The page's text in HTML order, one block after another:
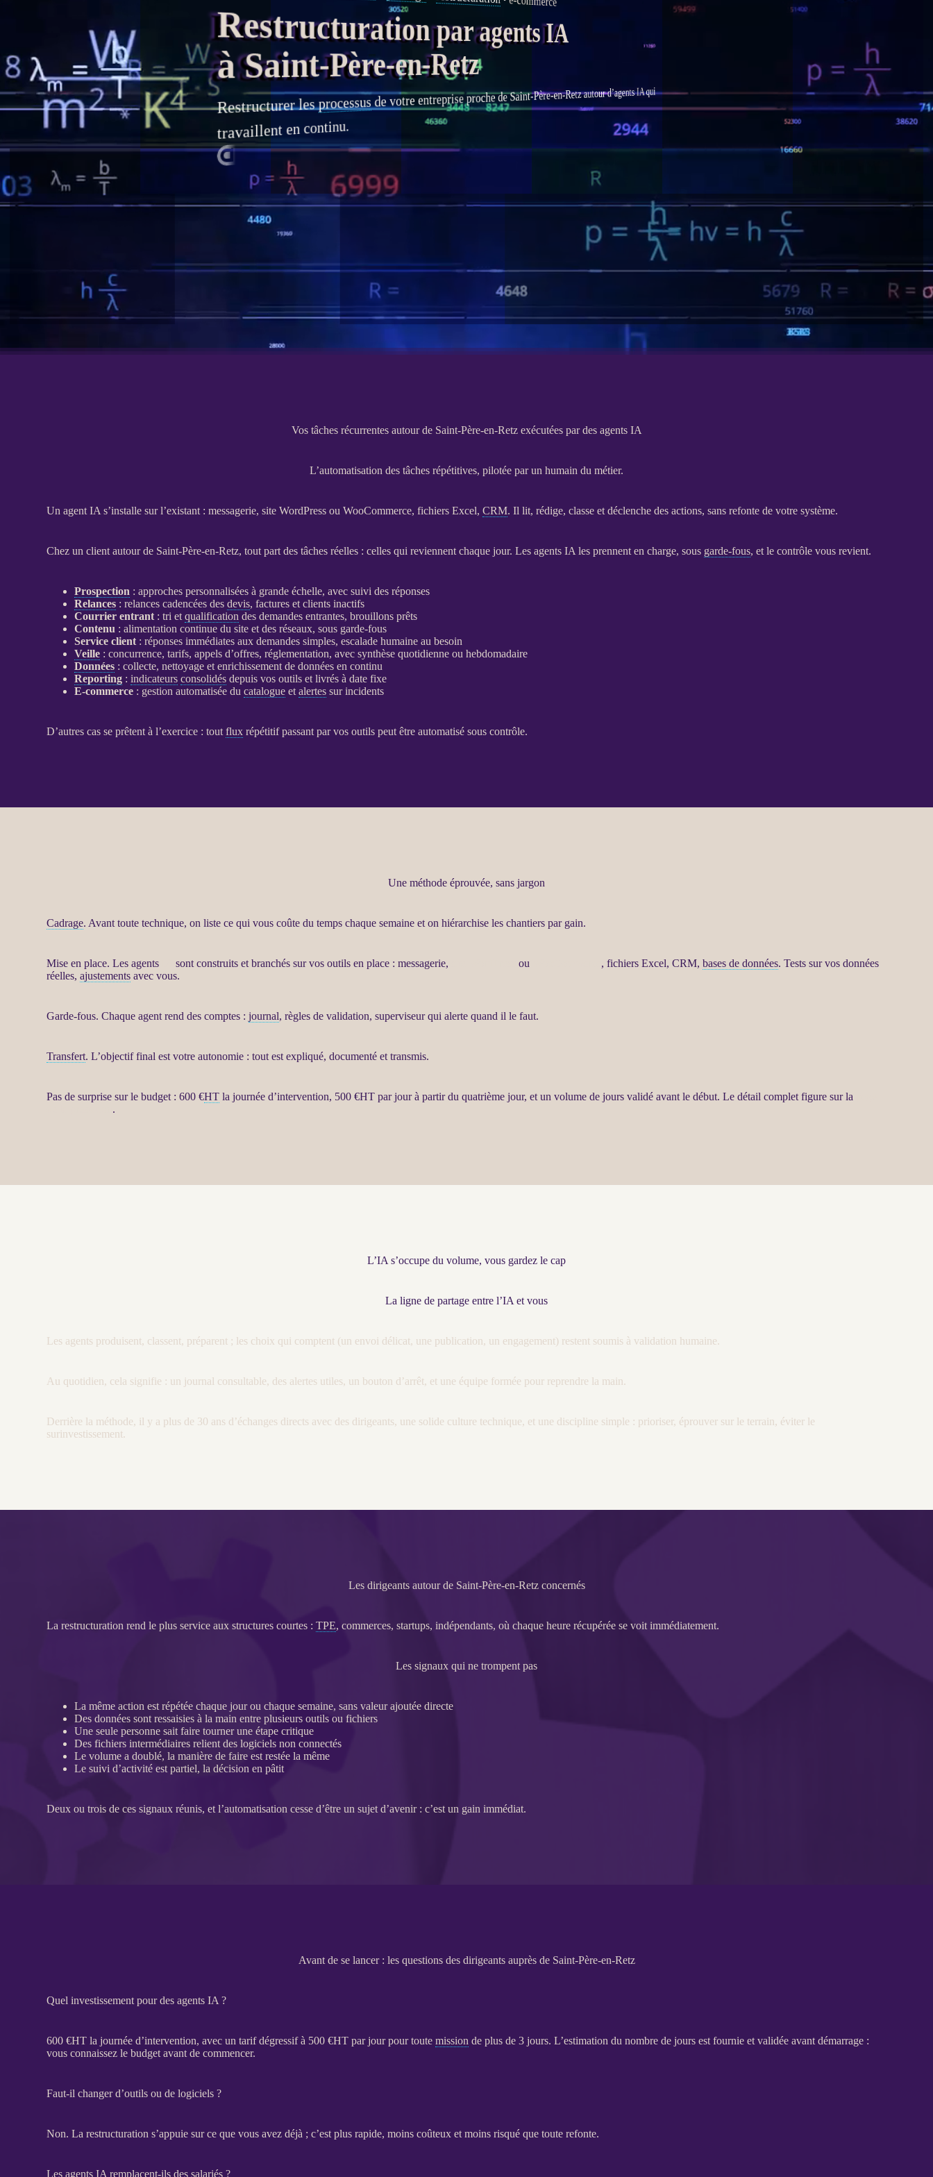
Restructuration par agents IA
à Saint-Père-en-Retz
Restructurerlesprocessusde votre entreprise proche de Saint-Père-en-Retz autour d’agentsIAqui
travaillent en continu.
Vos tâches récurrentes autour de Saint-Père-en-Retz exécutées par des agents IA
L’automatisation des tâches répétitives, pilotée par un humain du métier.
Unagent IA s’installe sur l’existant : messagerie,site WordPress ouWooCommerce, fichiers Excel,CRM. Il lit, rédige, classe et déclenche des actions, sans refonte de votre système.
Chez un client autour de Saint-Père-en-Retz, tout part des tâches réelles : celles qui reviennent chaque jour. Lesagents IA les prennent en charge, sous garde-fous, et le contrôle vous revient.
Prospection : approches personnalisées à grande échelle, avec suivi des réponses
Relances :relances cadencées desdevis, factures et clients inactifs
Courrier entrant : tri etqualification des demandes entrantes, brouillons prêts
Contenu : alimentation continue du site et des réseaux, sous garde-fous
Service client : réponses immédiates aux demandes simples, escalade humaine au besoin
Veille : concurrence, tarifs, appels d’offres, réglementation, avec synthèse quotidienne ou hebdomadaire
Données : collecte, nettoyage et enrichissement dedonnées en continu
Reporting :indicateurs consolidés depuis vos outils et livrés à date fixe
E-commerce : gestionautomatisée ducatalogue etalertes sur incidents
D’autres cas se prêtent à l’exercice : toutflux répétitif passant par vos outils peut êtreautomatisé sous contrôle.
Une méthode éprouvée, sans jargon
Cadrage. Avant toute technique, on liste ce qui vous coûte du temps chaque semaine et on hiérarchise les chantiers par gain.
Mise en place. Lesagents sont construits et branchés sur vos outils en place : messagerie, ou , fichiers Excel,CRM,bases de données. Tests sur vosdonnées
réelles,ajustements avec vous.
Garde-fous. Chaqueagent rend des comptes :journal, règles de validation, superviseur quialerte quand il le faut.
Transfert. L’objectif final est votre autonomie : tout est expliqué, documenté et transmis.
Pas de surprise sur le budget : 600 €HT la journée d’intervention, 500 €HT par jour à partir du quatrième jour, et un volume de jours validé avant le début. Le détail complet figure sur la
.
L’IA s’occupe du volume, vous gardez le cap
La ligne de partage entre l’IA et vous
Les agents produisent, classent, préparent ; les choix qui comptent (un envoi délicat, une publication, un engagement) restent soumis à validation humaine.
Au quotidien, cela signifie : un journal consultable, des alertes utiles, un bouton d’arrêt, et une équipe formée pour reprendre la main.
Derrière la méthode, il y a plus de 30 ans d’échanges directs avec des dirigeants, une solide culture technique, et une discipline simple : prioriser, éprouver sur le terrain, éviter le
surinvestissement.
Les dirigeants autour de Saint-Père-en-Retz concernés
Larestructuration rend le plus service aux structures courtes :TPE, commerces, startups, indépendants, où chaque heure récupérée se voit immédiatement.
Les signaux qui ne trompent pas
La même action est répétée chaque jour ou chaque semaine, sans valeur ajoutée directe
Desdonnées sont ressaisies à la main entre plusieurs outils ou fichiers
Une seule personne sait faire tourner une étape critique
Des fichiers intermédiaires relient des logiciels non connectés
Le volume a doublé, la manière de faire est restée la même
Le suivi d’activité est partiel, la décision en pâtit
Deux ou trois de ces signaux réunis, et l’automatisation cesse d’être un sujet d’avenir : c’est un gain immédiat.
Avant de se lancer : les questions des dirigeants auprès de Saint-Père-en-Retz
Quel investissement pour des agents IA ?
600 €HT la journée d’intervention, avec un tarif dégressif à 500 €HT par jour pour toutemission de plus de 3 jours. L’estimation du nombre de jours est fournie et validée avant démarrage :
vous connaissez le budget avant de commencer.
Faut-il changer d’outils ou de logiciels ?
Non. Larestructuration s’appuie sur ce que vous avez déjà ; c’est plus rapide, moins coûteux et moins risqué que toute refonte.
Les agents IA remplacent-ils des salariés ?